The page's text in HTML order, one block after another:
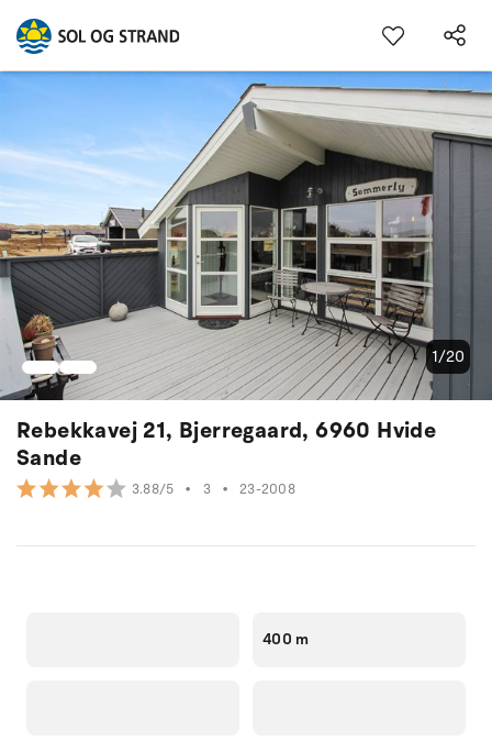
Rebekkavej 21, Bjerregaard, 6960 Hvide
Sande
3.88/5 • 3 • 23-2008
1/20
400 m